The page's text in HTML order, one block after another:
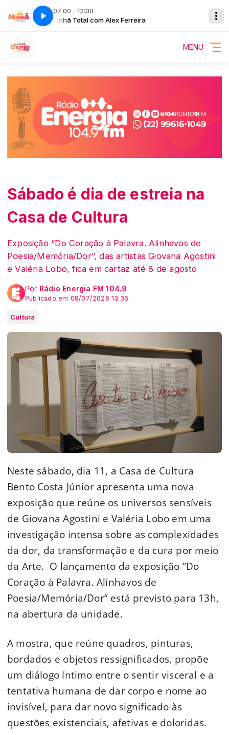
07:00 - 12:00
Manhã Total com Alex Ferreira
MENU
Sábado é dia de estreia na
Casa de Cultura
Exposição “Do Coração à Palavra. Alinhavos de
Poesia/Memória/Dor”, das artistas Giovana Agostini
e Valéria Lobo, fica em cartaz até 8 de agosto
Por Rádio Energia FM 104.9
Publicado em 08/07/2026 13:36
Cultura
Neste sábado, dia 11, a Casa de Cultura
Bento Costa Júnior apresenta uma nova
exposição que reúne os universos sensíveis
de Giovana Agostini e Valéria Lobo em uma
investigação intensa sobre as complexidades
da dor, da transformação e da cura por meio
da Arte. O lançamento da exposição “Do
Coração à Palavra. Alinhavos de
Poesia/Memória/Dor” está previsto para 13h,
na abertura da unidade.
A mostra, que reúne quadros, pinturas,
bordados e objetos ressignificados, propõe
um diálogo íntimo entre o sentir visceral e a
tentativa humana de dar corpo e nome ao
invisível, para dar novo significado às
questões existenciais, afetivas e doloridas.